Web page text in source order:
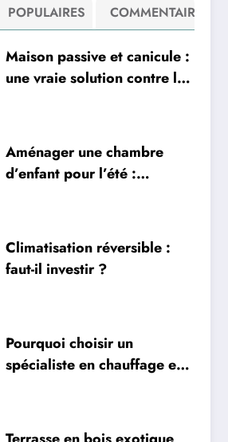
POPULAIRES COMMENTAIRE
Maison passive et canicule :
une vraie solution contre la
Aménager une chambre
d’enfant pour l’été :
Climatisation réversible :
faut-il investir ?
Pourquoi choisir un
spécialiste en chauffage et